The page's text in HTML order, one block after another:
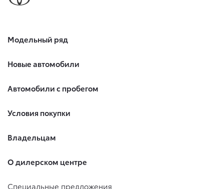
Модельный ряд
Новые автомобили
Автомобили с пробегом
Условия покупки
Владельцам
О дилерском центре
Специальные предложения